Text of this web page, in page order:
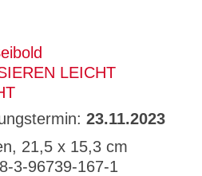
LEICHT
23.11.2023
21,5 x 15,3 cm
3-96739-167-1